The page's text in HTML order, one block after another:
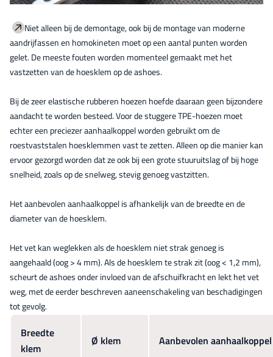
Niet alleen bij de demontage, ook bij de montage van moderne
aandrijfassen en homokineten moet op een aantal punten worden
gelet. De meeste fouten worden momenteel gemaakt met het
vastzetten van de hoesklem op de ashoes.
Bij de zeer elastische rubberen hoezen hoefde daaraan geen bijzondere
aandacht te worden besteed. Voor de stuggere TPE-hoezen moet
echter een preciezer aanhaalkoppel worden gebruikt om de
roestvaststalen hoesklemmen vast te zetten. Alleen op die manier kan
ervoor gezorgd worden dat ze ook bij een grote stuuruitslag of bij hoge
snelheid, zoals op de snelweg, stevig genoeg vastzitten.
Het aanbevolen aanhaalkoppel is afhankelijk van de breedte en de
diameter van de hoesklem.
Het vet kan weglekken als de hoesklem niet strak genoeg is
aangehaald (oog > 4 mm). Als de hoesklem te strak zit (oog < 1,2 mm),
scheurt de ashoes onder invloed van de afschuifkracht en lekt het vet
weg, met de eerder beschreven aaneenschakeling van beschadigingen
tot gevolg.
Breedte
klem
Ø klem Aanbevolen aanhaalkoppel